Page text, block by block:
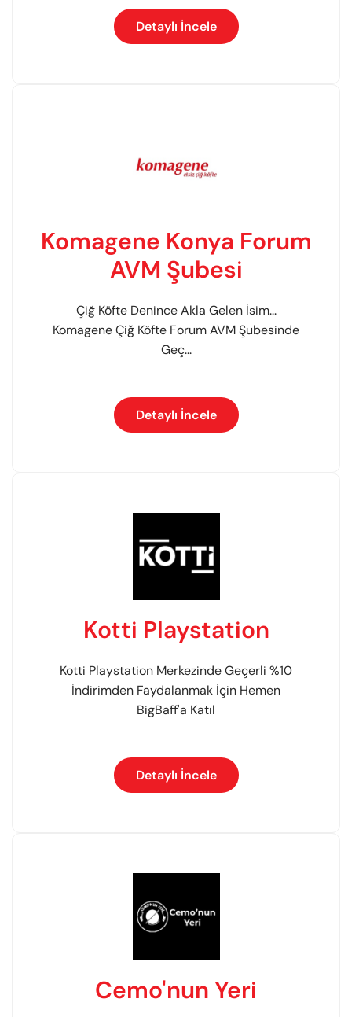
Detaylı İncele
Komagene Konya Forum
AVM Şubesi
Çiğ Köfte Denince Akla Gelen İsim...
Komagene Çiğ Köfte Forum AVM Şubesinde
Geç...
Detaylı İncele
Kotti Playstation
Kotti Playstation Merkezinde Geçerli %10
İndirimden Faydalanmak İçin Hemen
BigBaff'a Katıl
Detaylı İncele
Cemo'nun Yeri